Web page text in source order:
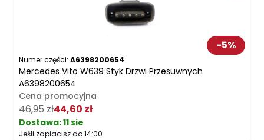
-5%
Numer części: A6398200654
Mercedes Vito W639 Styk Drzwi Przesuwnych
A6398200654
Cena promocyjna
46,95 zł44,60 zł
Dostawa:11 sie
Jeśli zapłacisz do 14:00